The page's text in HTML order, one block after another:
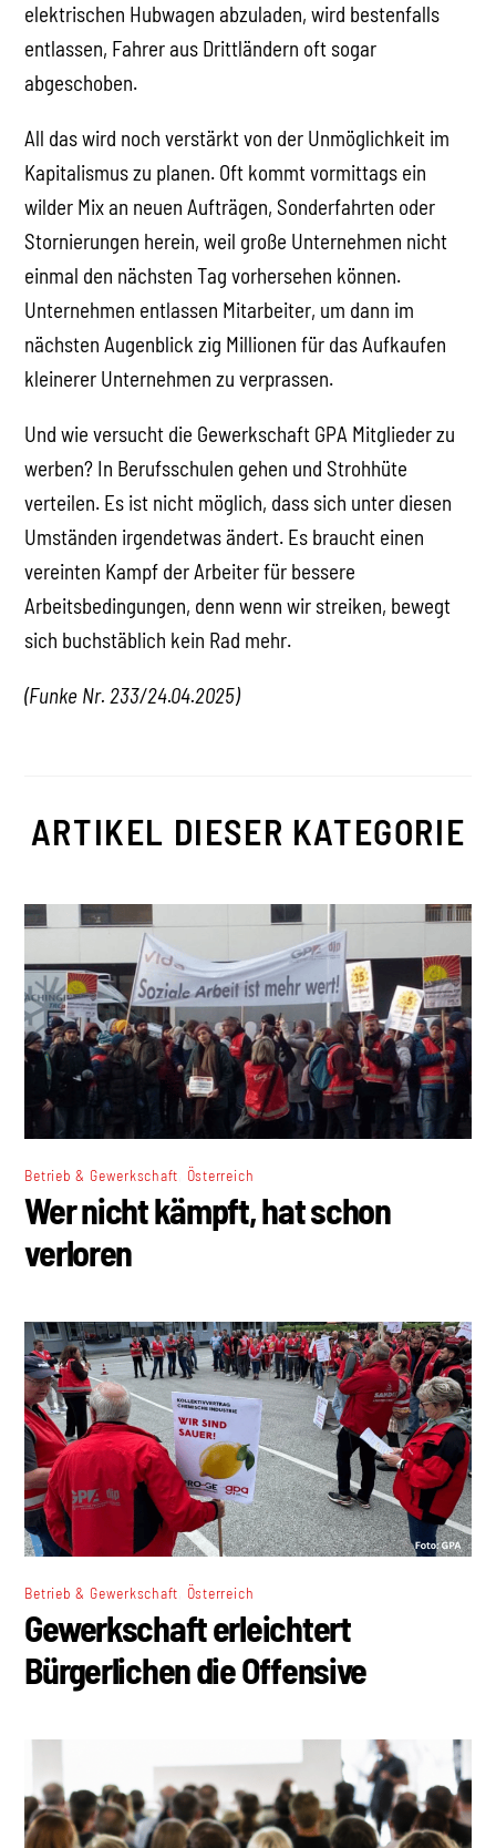
elektrischen Hubwagen abzuladen, wird bestenfalls
entlassen, Fahrer aus Drittländern oft sogar
abgeschoben.
All das wird noch verstärkt von der Unmöglichkeit im
Kapitalismus zu planen. Oft kommt vormittags ein
wilder Mix an neuen Aufträgen, Sonderfahrten oder
Stornierungen herein, weil große Unternehmen nicht
einmal den nächsten Tag vorhersehen können.
Unternehmen entlassen Mitarbeiter, um dann im
nächsten Augenblick zig Millionen für das Aufkaufen
kleinerer Unternehmen zu verprassen.
Und wie versucht die Gewerkschaft GPA Mitglieder zu
werben? In Berufsschulen gehen und Strohhüte
verteilen. Es ist nicht möglich, dass sich unter diesen
Umständen irgendetwas ändert. Es braucht einen
vereinten Kampf der Arbeiter für bessere
Arbeitsbedingungen, denn wenn wir streiken, bewegt
sich buchstäblich kein Rad mehr.
(Funke Nr. 233/24.04.2025)
ARTIKEL DIESER KATEGORIE
Betrieb & Gewerkschaft Österreich
Wer nicht kämpft, hat schon
verloren
Betrieb & Gewerkschaft Österreich
Gewerkschaft erleichtert
Bürgerlichen die Offensive